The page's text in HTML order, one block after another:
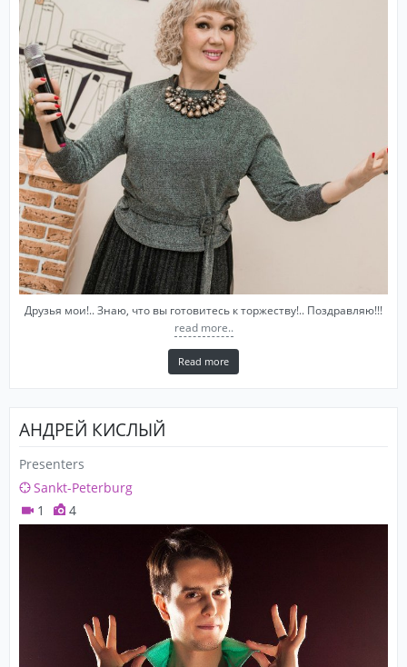
Друзья мои!.. Знаю, что вы готовитесь к торжеству!.. Поздравляю!!!
read more..
Read more
АНДРЕЙ КИСЛЫЙ
Presenters
Sankt-Peterburg
1
4